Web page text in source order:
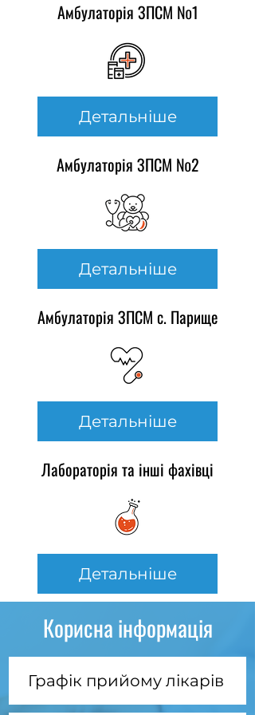
Амбулаторія ЗПСМ №1
Детальніше
Амбулаторія ЗПСМ №2
Детальніше
Амбулаторія ЗПСМ с. Парище
Детальніше
Лабораторія та інші фахівці
Детальніше
Корисна інформація
Графік прийому лікарів